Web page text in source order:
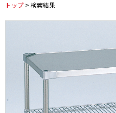
トップ > 検索結果